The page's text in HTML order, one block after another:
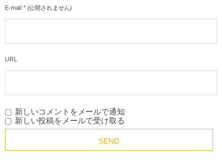
E-mail *(公開されません)
URL
新しいコメントをメールで通知
新しい投稿をメールで受け取る